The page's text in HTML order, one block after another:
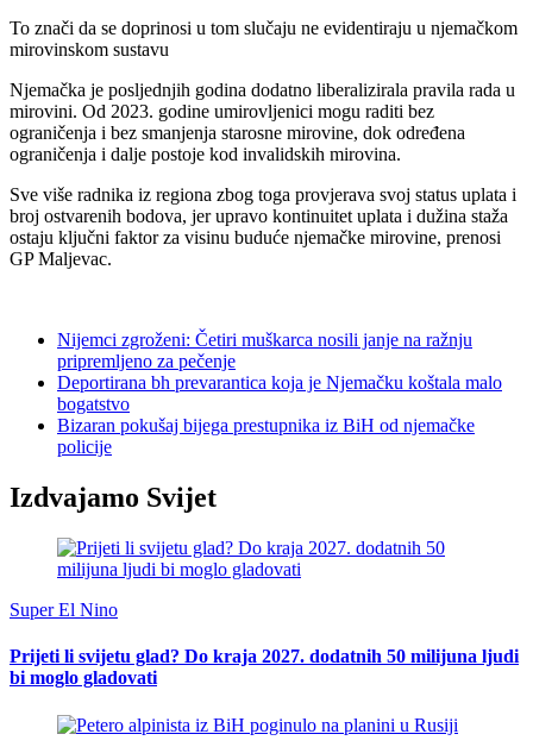
To znači da se doprinosi u tom slučaju ne evidentiraju u njemačkom
mirovinskom sustavu
Njemačka je posljednjih godina dodatno liberalizirala pravila rada u
mirovini. Od 2023. godine umirovljenici mogu raditi bez
ograničenja i bez smanjenja starosne mirovine, dok određena
ograničenja i dalje postoje kod invalidskih mirovina.
Sve više radnika iz regiona zbog toga provjerava svoj status uplata i
broj ostvarenih bodova, jer upravo kontinuitet uplata i dužina staža
ostaju ključni faktor za visinu buduće njemačke mirovine, prenosi
GP Maljevac.
Nijemci zgroženi: Četiri muškarca nosili janje na ražnju
pripremljeno za pečenje
Deportirana bh prevarantica koja je Njemačku koštala malo
bogatstvo
Bizaran pokušaj bijega prestupnika iz BiH od njemačke
policije
Izdvajamo Svijet
Super El Nino
Prijeti li svijetu glad? Do kraja 2027. dodatnih 50 milijuna ljudi
bi moglo gladovati